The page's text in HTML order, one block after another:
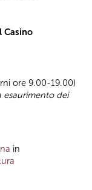
Casino
ore 9.00-19.00)
esaurimento dei
in